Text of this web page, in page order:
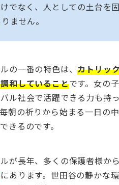
でなく、人としての土台を
ません。
の一番の特色は、カトリッ
和していることです。女の
ル社会で活躍できる力も持
朝の祈りから始まる一日の
きるのです。
が長年、多くの保護者様か
にあります。世田谷の静かな